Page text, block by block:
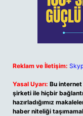
Reklam ve İletişim:
Yasal Uyarı: Bu
şirketi ile hiçbir
hazırladığımız
haber niteliği